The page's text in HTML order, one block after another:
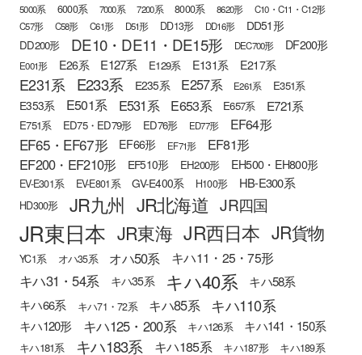
5000系 6000系 7000系 7200系 8000系 8620形
C10・C11・C12形
C57形
C58形 C61形 D51形 DD13形 DD16形 DD51形
DD200形 DE10・DE11・DE15形 DEC700形 DF200形
E001形 E26系 E127系 E129系 E131系 E217系
E231系 E233系 E235系 E257系 E261系 E351系
E353系 E501系 E531系 E653系 E657系 E721系
E751系 ED75・ED79形 ED76形 ED77形 EF64形
EF65・EF67形 EF66形 EF71形
EF81形
EF200・EF210形
EF510形 EH200形 EH500・EH800形
EV-E301系 EV-E801系 GV-E400系 H100形 HB-E300系
HD300形 JR九州 JR北海道 JR四国
JR東日本 JR東海 JR西日本 JR貨物
YC1系 オハ35系 オハ50系 キハ11・25・75形
キハ31・54系 キハ35系 キハ40系 キハ58系
キハ66系 キハ71・72系 キハ85系 キハ110系
キハ120形 キハ125・200系 キハ126系 キハ141・150系
キハ181系 キハ183系 キハ185系 キハ187形
キハ189系